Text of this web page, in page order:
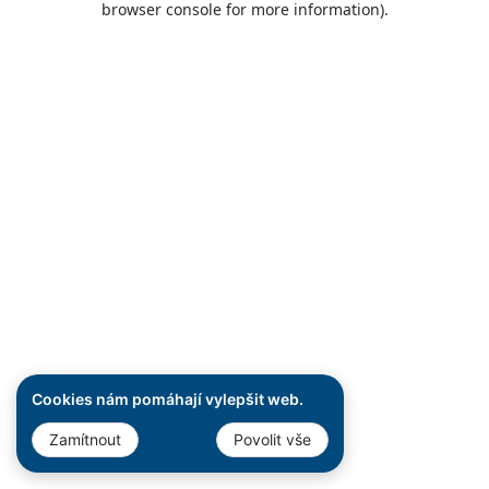
Cookies nám pomáhají vylepšit web.
Zamítnout Povolit vše
browser console for more information).